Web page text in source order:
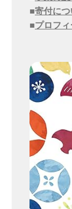
■寄付に
■プロフ